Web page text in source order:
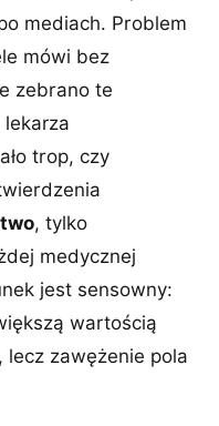
mediach. Problem
mówi bez
zebrano te
lekarza
trop, czy
, tylko
medycznej
jest sensowny:
wartością
zawężenie pola